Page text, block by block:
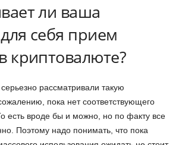
ли ваша
себя прием
криптовалюте?
рассматривали такую
пока нет соответствующего
есть вроде бы и можно, но по факту все
Поэтому надо понимать, что пока